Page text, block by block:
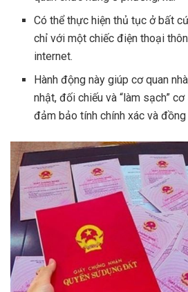
Có thể thực hiện thủ tục ở bất
chỉ với một chiếc điện thoại
internet.
Hành động này giúp cơ quan
nhật, đối chiếu và “làm sạch”
đảm bảo tính chính xác và đồng